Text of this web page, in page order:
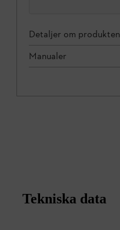
Detaljer om produkten
Manualer
Tekniska data